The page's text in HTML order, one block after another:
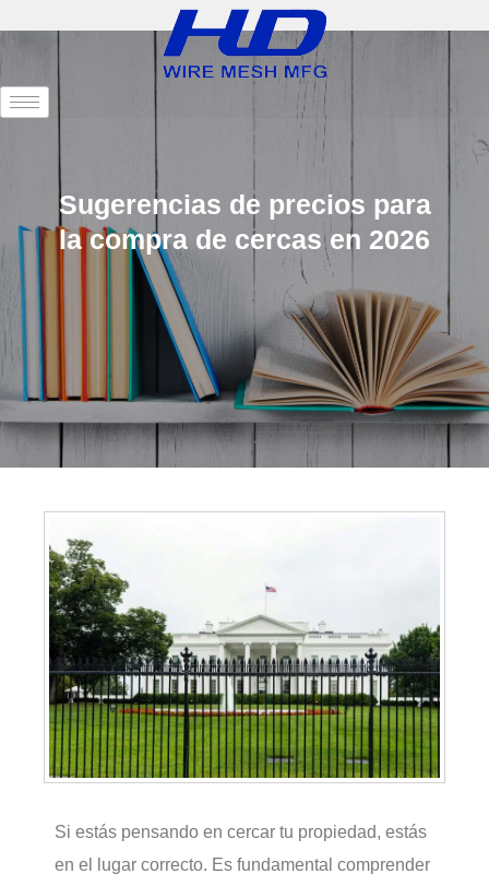
Sugerencias de precios para
la compra de cercas en 2026
Si estás pensando en cercar tu propiedad, estás
en el lugar correcto. Es fundamental comprender